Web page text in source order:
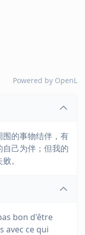
Powered by OpenL
的事物结伴，有
己为伴；但我的
。
bon d'être
avec ce qui